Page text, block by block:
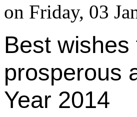
on Friday, 03
Best
prosperous
Year 2014